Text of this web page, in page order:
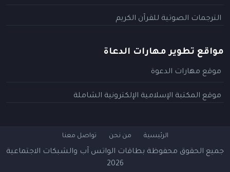
الترجمات الصوتية للقرآن الكريم
مواقع تطوير مهارات الدعاة
موقع مهارات الدعوة
موقع المكتبة الإسلامية الإلكترونية الشاملة
الرئيسية من نحن تواصل معنا
جميع الحقوق محفوظة بطاقات الواتس آب والشبكات الاجتماعية
2026